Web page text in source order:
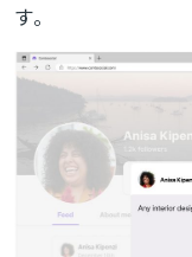
す。